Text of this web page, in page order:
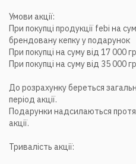
Умови акції:
При покупці продукції febi на
брендовану кепку у подарунок
При покупці на суму від 17 000
При покупці на суму від 35 000
До розрахунку береться
період акції.
Подарунки надсилаються
акції.
Тривалість акції: